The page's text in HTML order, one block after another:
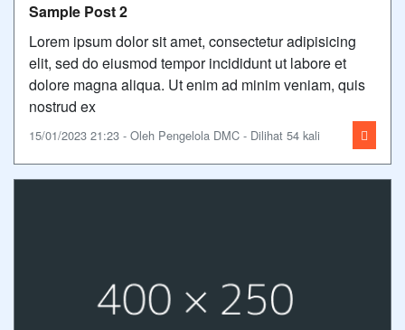
Sample Post 2
Lorem ipsum dolor sit amet, consectetur adipisicing
elit, sed do eiusmod tempor incididunt ut labore et
dolore magna aliqua. Ut enim ad minim veniam, quis
nostrud ex
15/01/2023 21:23 - Oleh Pengelola DMC - Dilihat 54 kali